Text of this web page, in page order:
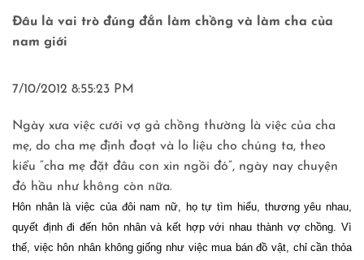
Đâu là vai trò đúng đắn làm chồng và làm cha của
nam giới
7/10/2012 8:55:23 PM
Ngày xưa việc cưới vợ gả chồng thường là việc của cha
mẹ, do cha mẹ định đoạt và lo liệu cho chúng ta, theo
kiểu “cha mẹ đặt đâu con xin ngồi đó”, ngày nay chuyện
đó hầu như không còn nữa.
Hôn nhân là việc của đôi nam nữ, họ tự tìm hiểu, thương yêu nhau,
quyết định đi đến hôn nhân và kết hợp với nhau thành vợ chồng. Vì
thế, việc hôn nhân không giống như việc mua bán đồ vật, chỉ cần thỏa